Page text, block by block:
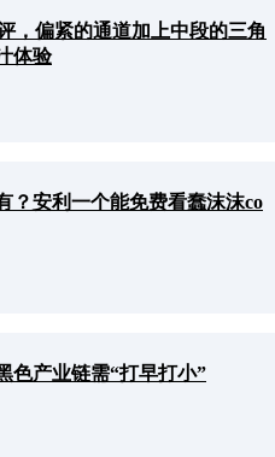
偏紧的通道加上中段的三角
体验
？安利一个能免费看蠢沫沫co
色产业链需“打早打小”